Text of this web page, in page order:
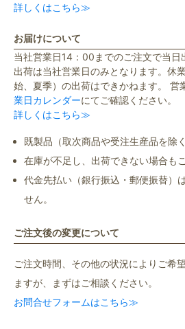
詳しくはこちら≫
お届けについて
当社営業日14：00までのご注文で当日
出荷は当社営業日のみとなります。休
始、夏季）の出荷はできかねます。 営
業日カレンダーにてご確認ください。
詳しくはこちら≫
既製品（取次商品や受注生産品を除
在庫が不足し、出荷できない場合も
代金先払い（銀行振込・郵便振替）
せん。
ご注文後の変更について
ご注文時間、その他の状況によりご希
ますが、まずはご相談ください。
お問合せフォームはこちら≫